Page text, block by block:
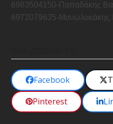
6983504150-Παπαδάκης
6972079635-Μανωλακάκης
Facebook
Pinterest